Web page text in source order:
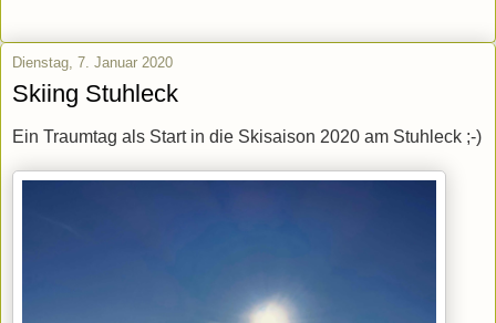
Dienstag, 7. Januar 2020
Skiing Stuhleck
Ein Traumtag als Start in die Skisaison 2020 am Stuhleck ;-)